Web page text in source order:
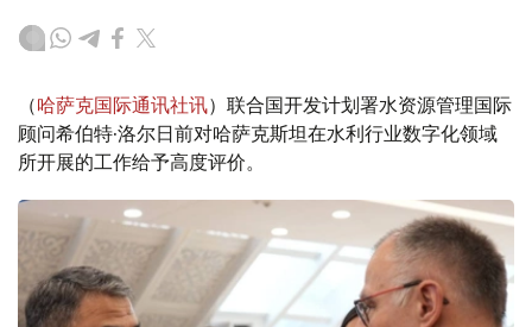
（哈萨克国际通讯社讯）联合国开发计划署水资源管理国际
顾问希伯特·洛尔日前对哈萨克斯坦在水利行业数字化领域
所开展的工作给予高度评价。